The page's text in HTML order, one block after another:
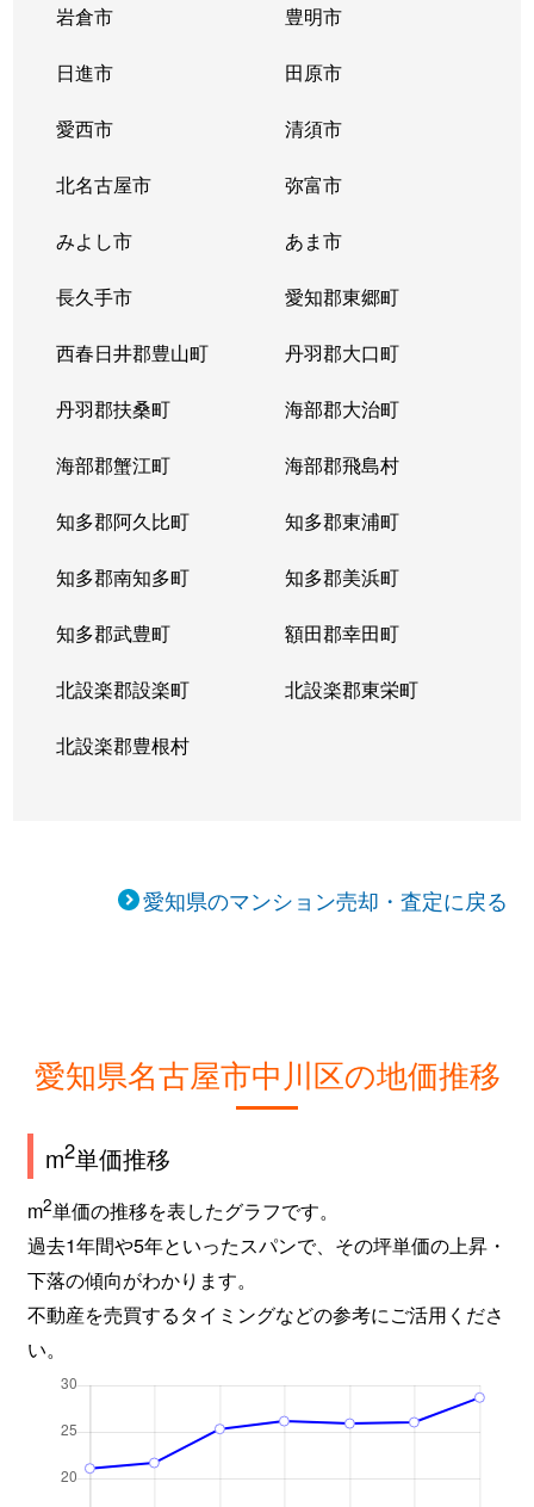
岩倉市 豊明市
日進市 田原市
愛西市 清須市
北名古屋市 弥富市
みよし市 あま市
長久手市 愛知郡東郷町
西春日井郡豊山町 丹羽郡大口町
丹羽郡扶桑町 海部郡大治町
海部郡蟹江町 海部郡飛島村
知多郡阿久比町 知多郡東浦町
知多郡南知多町 知多郡美浜町
知多郡武豊町 額田郡幸田町
北設楽郡設楽町 北設楽郡東栄町
北設楽郡豊根村
愛知県のマンション売却・査定に戻る
愛知県名古屋市中川区の地価推移
m2単価推移
m2単価の推移を表したグラフです。
過去1年間や5年といったスパンで、その坪単価の上昇・
下落の傾向がわかります。
不動産を売買するタイミングなどの参考にご活用くださ
い。